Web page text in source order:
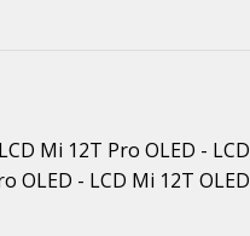
Mi 12T Pro OLED -
OLED - LCD Mi 12T